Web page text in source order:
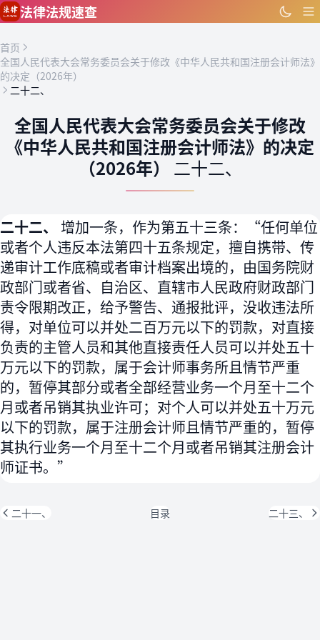
跳到主要内容
法律法规速查
首页
全国人民代表大会常务委员会关于修改《中华人民共和国注册会计师法》
的决定（2026年）
二十二、
全国人民代表大会常务委员会关于修改
《中华人民共和国注册会计师法》的决定
（2026年） 二十二、
二十二、 增加一条，作为第五十三条：“任何单位
或者个人违反本法第四十五条规定，擅自携带、传
递审计工作底稿或者审计档案出境的，由国务院财
政部门或者省、自治区、直辖市人民政府财政部门
责令限期改正，给予警告、通报批评，没收违法所
得，对单位可以并处二百万元以下的罚款，对直接
负责的主管人员和其他直接责任人员可以并处五十
万元以下的罚款，属于会计师事务所且情节严重
的，暂停其部分或者全部经营业务一个月至十二个
月或者吊销其执业许可；对个人可以并处五十万元
以下的罚款，属于注册会计师且情节严重的，暂停
其执行业务一个月至十二个月或者吊销其注册会计
师证书。”
二十一、 目录 二十三、